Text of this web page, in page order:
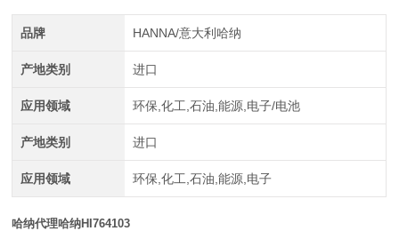
品牌 HANNA/意大利哈纳
产地类别 进口
应用领域 环保,化工,石油,能源,电子/电池
产地类别 进口
应用领域 环保,化工,石油,能源,电子
哈纳代理哈纳HI764103